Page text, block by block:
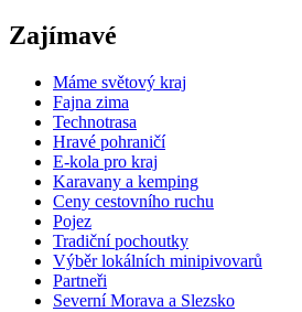
Zajímavé
Máme světový kraj
Fajna zima
Technotrasa
Hravé pohraničí
E-kola pro kraj
Karavany a kemping
Ceny cestovního ruchu
Pojez
Tradiční pochoutky
Výběr lokálních minipivovarů
Partneři
Severní Morava a Slezsko